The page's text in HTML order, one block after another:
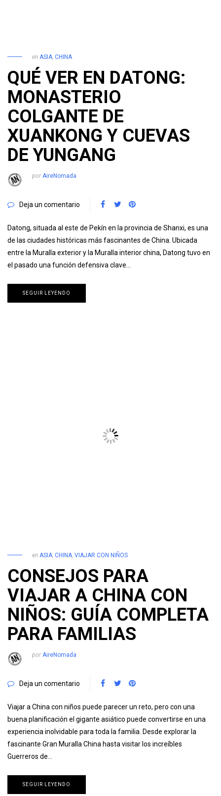
en ASIA CHINA
QUÉ VER EN DATONG:
MONASTERIO
COLGANTE DE
XUANKONG Y CUEVAS
DE YUNGANG
por AireNomada
Deja un comentario
Datong, situada al este de Pekín en la provincia de Shanxi, es una
de las ciudades históricas más fascinantes de China. Ubicada
entre la Muralla exterior y la Muralla interior china, Datong tuvo en
el pasado una función defensiva clave…
SEGUIR LEYENDO
en ASIA CHINA VIAJAR CON NIÑOS
CONSEJOS PARA
VIAJAR A CHINA CON
NIÑOS: GUÍA COMPLETA
PARA FAMILIAS
por AireNomada
Deja un comentario
Viajar a China con niños puede parecer un reto, pero con una
buena planificación el gigante asiático puede convertirse en una
experiencia inolvidable para toda la familia. Desde explorar la
fascinante Gran Muralla China hasta visitar los increíbles
Guerreros de…
SEGUIR LEYENDO